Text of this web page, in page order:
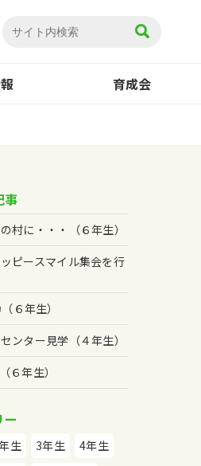
育成会
事
村に・・・（６年生）
ピースマイル集会を行
（６年生）
ンター見学（４年生）
６年生）
ー
生 3年生
4年生